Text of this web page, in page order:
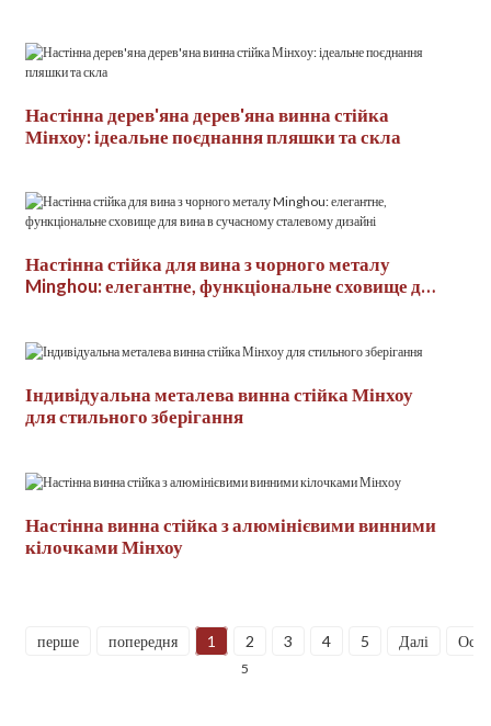
Настінна дерев'яна дерев'яна винна стійка
Мінхоу: ідеальне поєднання пляшки та скла
Настінна стійка для вина з чорного металу
Minghou: елегантне, функціональне сховище для
Індивідуальна металева винна стійка Мінхоу
для стильного зберігання
Настінна винна стійка з алюмінієвими винними
кілочками Мінхоу
перше попередня 1 2 3 4 5 Далі
5